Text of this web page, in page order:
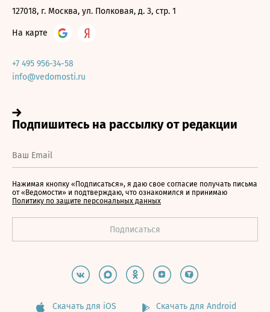
127018, г. Москва, ул. Полковая, д. 3, стр. 1
На карте
+7 495 956-34-58
info@vedomosti.ru
Нажимая кнопку «Подписаться», я даю свое согласие получать письма
от «Ведомости» и подтверждаю, что ознакомился и принимаю
Политику по защите персональных данных
Скачать для iOS Скачать для Android